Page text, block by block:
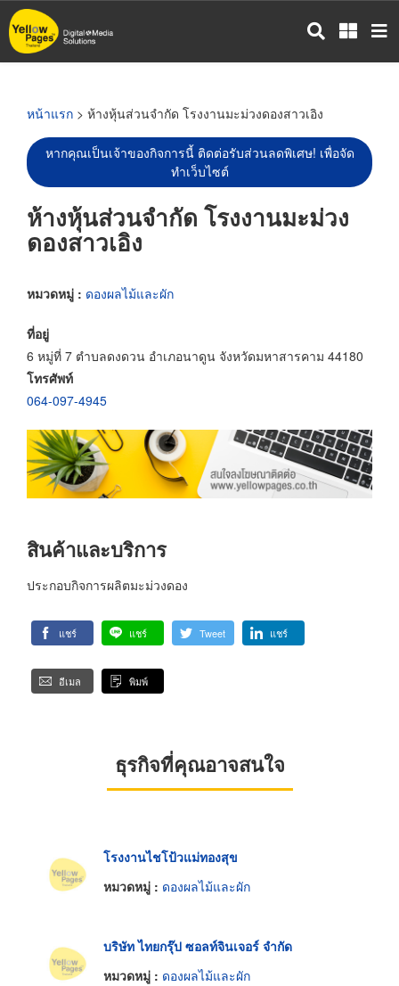
ข้าม
ไป
หน้าแรก > ห้างหุ้นส่วนจำกัด โรงงานมะม่วงดองสาวเอิง
หากคุณเป็นเจ้าของกิจการนี้ ติดต่อรับส่วนลดพิเศษ! เพื่อจัด
ทำเว็บไซต์
ห้างหุ้นส่วนจำกัด โรงงานมะม่วง
ดองสาวเอิง
หมวดหมู่ : ดองผลไม้และผัก
ที่อยู่
6 หมู่ที่ 7 ตำบลดงดวน อำเภอนาดูน จังหวัดมหาสารคาม 44180
โทรศัพท์
064-097-4945
สินค้าและบริการ
ประกอบกิจการผลิตมะม่วงดอง
แชร์ แชร์ Tweet แชร์
อีเมล พิมพ์
ธุรกิจที่คุณอาจสนใจ
โรงงานไชโป้วแม่ทองสุข
หมวดหมู่ : ดองผลไม้และผัก
บริษัท ไทยกรุ๊ป ซอลท์จินเจอร์ จำกัด
หมวดหมู่ : ดองผลไม้และผัก